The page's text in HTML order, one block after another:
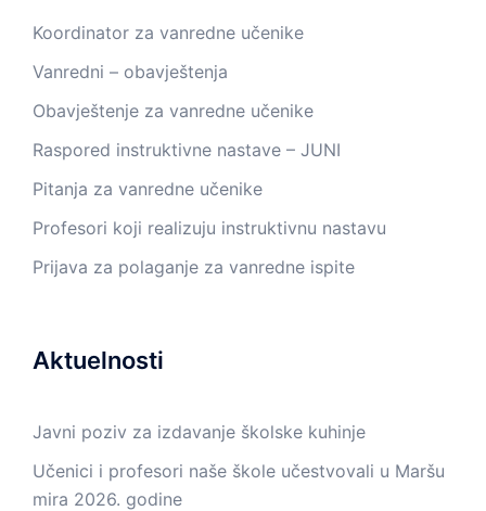
Koordinator za vanredne učenike
Vanredni – obavještenja
Obavještenje za vanredne učenike
Raspored instruktivne nastave – JUNI
Pitanja za vanredne učenike
Profesori koji realizuju instruktivnu nastavu
Prijava za polaganje za vanredne ispite
Aktuelnosti
Javni poziv za izdavanje školske kuhinje
Učenici i profesori naše škole učestvovali u Maršu
mira 2026. godine